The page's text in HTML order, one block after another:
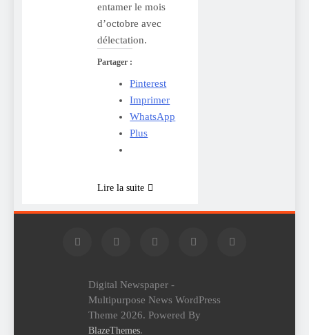
entamer le mois
d’octobre avec
délectation.
Partager :
Pinterest
Imprimer
WhatsApp
Plus
Lire la suite
Digital Newspaper -
Multipurpose News WordPress
Theme 2026. Powered By
BlazeThemes.